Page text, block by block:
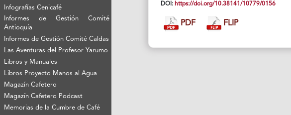
Infografías Cenicafé
Informes de Gestión Comité
Antioquía
Informes de Gestión Comité Caldas
Las Aventuras del Profesor Yarumo
Libros y Manuales
Libros Proyecto Manos al Agua
Magazín Cafetero
Magazín Cafetero Podcast
Memorias de la Cumbre de Café
DOI: https://doi.org/10.38141/10779/0156
PDF FLIP